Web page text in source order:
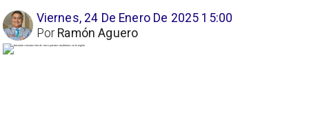
Viernes, 24 De Enero De 2025 15:00
Ramón Aguero
Por